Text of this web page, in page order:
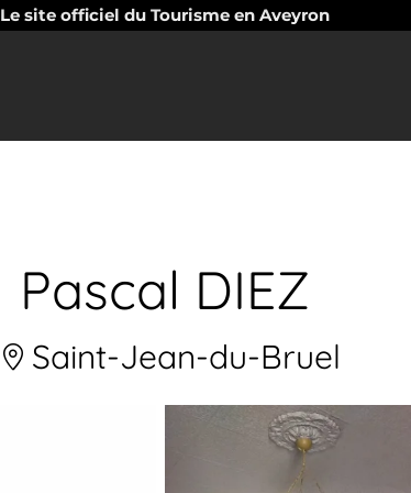
Le site officiel du Tourisme en Aveyron
Pascal DIEZ
Saint-Jean-du-Bruel